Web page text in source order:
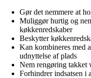
Gør det nemmere at
Muliggør hurtig og
køkkenredskaber
Beskytter
Kan kombineres med
udnyttelse af plads
Nem rengøring takket
Forhindrer indsatsen i